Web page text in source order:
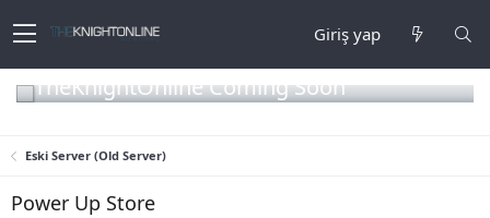
Giriş yap
TheKnightOnline Coming Soon
Eski Server (Old Server)
Power Up Store